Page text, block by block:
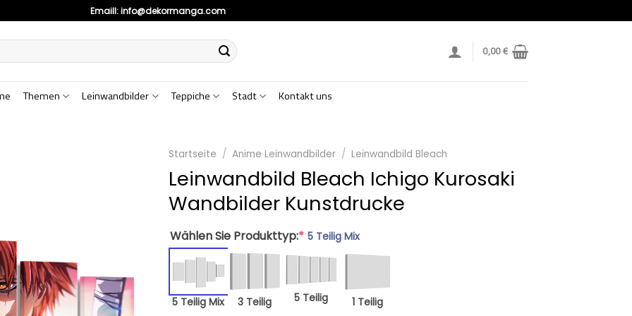
Emaill:info@dekormanga.com
0,00€
Themen Leinwandbilder Teppiche Stadt Kontakt uns
Startseite / Anime Leinwandbilder / Leinwandbild Bleach
Leinwandbild Bleach Ichigo Kurosaki
Wandbilder Kunstdrucke
Wählen Sie Produkttyp:* 5 Teilig Mix
5 Teilig Mix 3 Teilig 5 Teilig 1 Teilig